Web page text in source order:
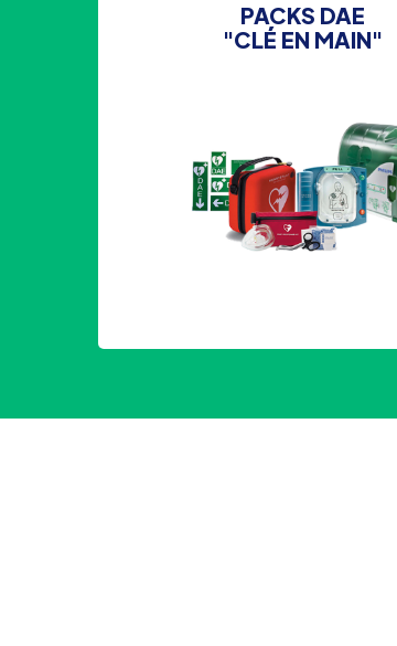
PACKS DAE
"CLÉ EN MAIN"